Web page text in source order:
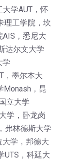
学AUT，怀
理工学院，坎
，悉尼大
达尔文大学
学
，墨尔本大
Monash，昆
立大学
学，卧龙岗
弗林德斯大学
大学，邦德大
UTS，科廷大